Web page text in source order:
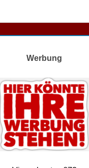
Werbung